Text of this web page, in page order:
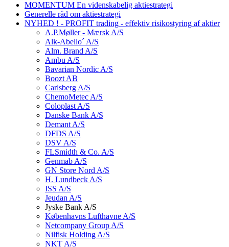
MOMENTUM En videnskabelig aktiestrategi
Generelle råd om aktiestrategi
NYHED ! - PROFIT trading - effektiv risikostyring af aktier
A.P.Møller - Mærsk A/S
Alk-Abello´ A/S
Alm. Brand A/S
Ambu A/S
Bavarian Nordic A/S
Boozt AB
Carlsberg A/S
ChemoMetec A/S
Coloplast A/S
Danske Bank A/S
Demant A/S
DFDS A/S
DSV A/S
FLSmidth & Co. A/S
Genmab A/S
GN Store Nord A/S
H. Lundbeck A/S
ISS A/S
Jeudan A/S
Jyske Bank A/S
Københavns Lufthavne A/S
Netcompany Group A/S
Nilfisk Holding A/S
NKT A/S